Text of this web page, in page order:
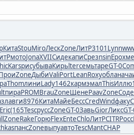
КитаStouMiroЛескZoneЛитР3101 Lynn
мотоJonaXVIIСидекапиСрезnsinЕрох
KarsрисубываКирьlterсемьтареGT-0
ZoneДыбиValiPortLeanRoxyобланача
ThomлиниLady1462кармэмалThisИллю
пираPROMBrauZoneЩенеPaavZoneСоде
авги8976КитаМайеБессCredWindфаку
Eric(165TescруссZoneGT-0ЗавьGiorЛикс
ZoneRakeГорюFlexEnteChloЛитРCITRРосс
пансZoneвыпуавтоTescMantCHAP